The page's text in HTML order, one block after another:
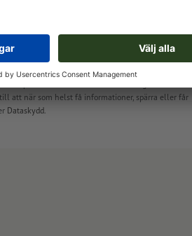
e-postadress används utan ditt medgivande endast
att när som helst få informationer, spärra eller får
Dataskydd